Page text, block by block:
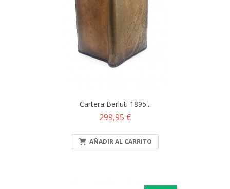
Cartera Berluti 1895...
Precio
299,95 €
 AÑADIR AL CARRITO